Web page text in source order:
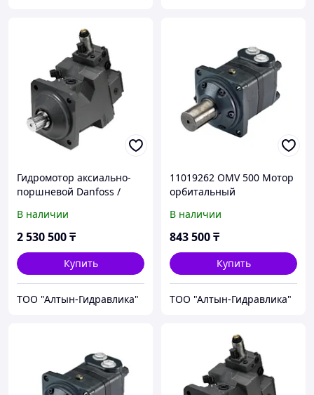
Гидромотор аксиально-
поршневой Danfoss /
В наличии
2 530 500₸
Купить
ТОО "Алтын-Гидравлика"
11019262 OMV 500 Мотор
орбитальный
Sauer-Danfoss
В наличии
843 500₸
Купить
ТОО "Алтын-Гидравлика"